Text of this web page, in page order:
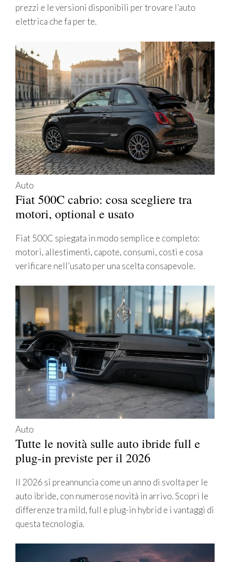
prezzi e le versioni disponibili per trovare l’auto
elettrica che fa per te.
Auto
Fiat 500C cabrio: cosa scegliere tra
motori, optional e usato
Fiat 500C spiegata in modo semplice e completo:
motori, allestimenti, capote, consumi, costi e cosa
verificare nell’usato per una scelta consapevole.
Auto
Tutte le novità sulle auto ibride full e
plug-in previste per il 2026
Il 2026 si preannuncia come un anno di svolta per le
auto ibride, con numerose novità in arrivo. Scopri le
differenze tra mild, full e plug-in hybrid e i vantaggi di
questa tecnologia.